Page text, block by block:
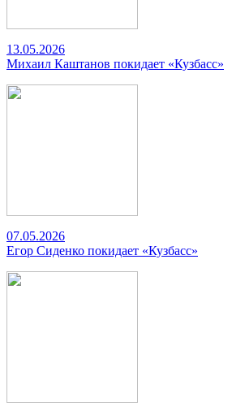
13.05.2026
Михаил Каштанов покидает «Кузбасс»
07.05.2026
Егор Сиденко покидает «Кузбасс»